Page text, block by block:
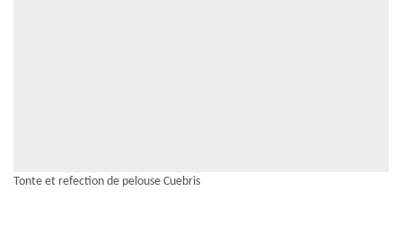
Tonte et refection de pelouse Cuebris